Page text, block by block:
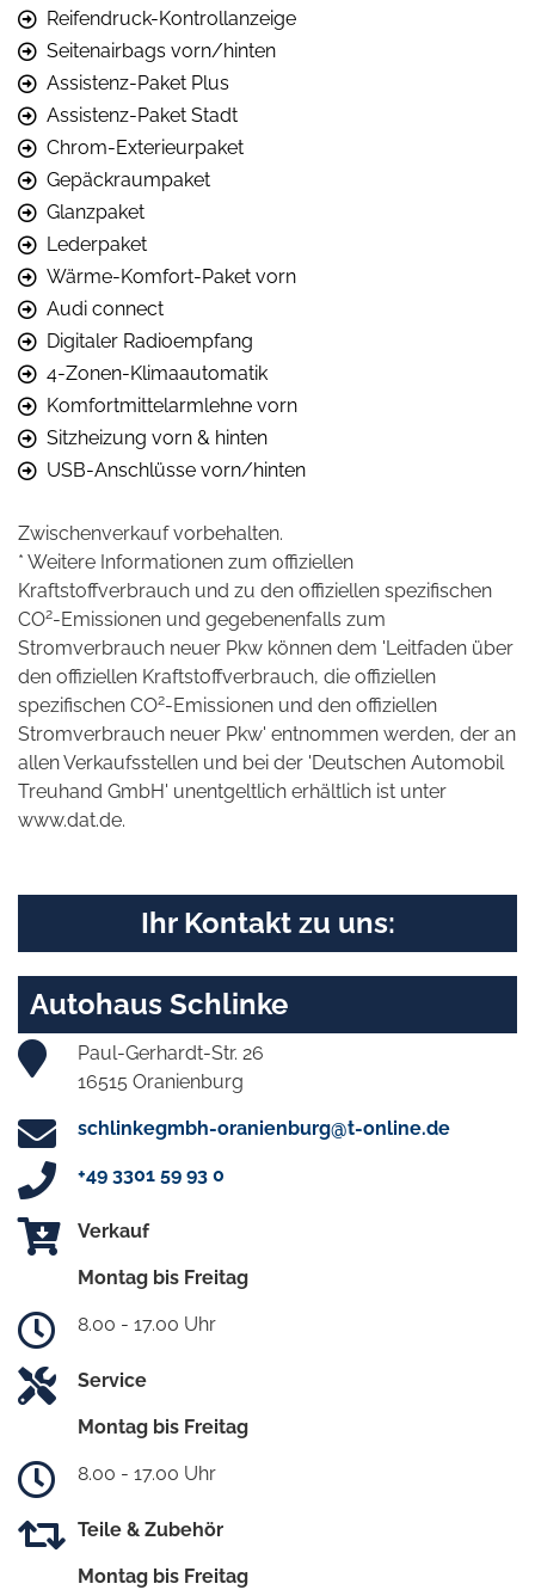
Reifendruck-Kontrollanzeige
Seitenairbags vorn/hinten
Assistenz-Paket Plus
Assistenz-Paket Stadt
Chrom-Exterieurpaket
Gepäckraumpaket
Glanzpaket
Lederpaket
Wärme-Komfort-Paket vorn
Audi connect
Digitaler Radioempfang
4-Zonen-Klimaautomatik
Komfortmittelarmlehne vorn
Sitzheizung vorn & hinten
USB-Anschlüsse vorn/hinten
Zwischenverkauf vorbehalten.
* Weitere Informationen zum offiziellen
Kraftstoffverbrauch und zu den offiziellen spezifischen
CO2-Emissionen und gegebenenfalls zum
Stromverbrauch neuer Pkw können dem 'Leitfaden über
den offiziellen Kraftstoffverbrauch, die offiziellen
spezifischen CO2-Emissionen und den offiziellen
Stromverbrauch neuer Pkw' entnommen werden, der an
allen Verkaufsstellen und bei der 'Deutschen Automobil
Treuhand GmbH' unentgeltlich erhältlich ist unter
www.dat.de.
Ihr Kontakt zu uns:
Autohaus Schlinke
Paul-Gerhardt-Str. 26
16515 Oranienburg
schlinkegmbh-oranienburg@t-online.de
+49 3301 59 93 0
Verkauf
Montag bis Freitag
8.00 - 17.00 Uhr
Service
Montag bis Freitag
8.00 - 17.00 Uhr
Teile & Zubehör
Montag bis Freitag